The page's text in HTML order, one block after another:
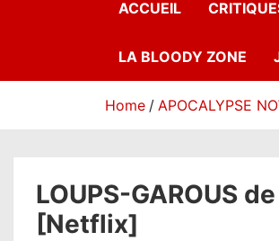
ACCUEIL
LA BLOODY ZONE
Home APOCALYPSE
LOUPS-GAROUS
[Netflix]